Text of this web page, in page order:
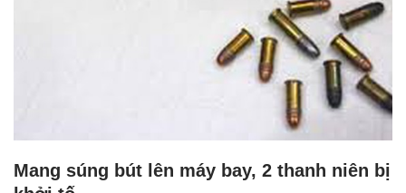
Mang súng bút lên máy bay, 2 thanh niên bị